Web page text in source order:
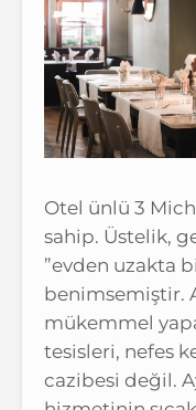
Otel ünlü 3
sahip. Üstelik,
”evden uzakta
benimsemiştir.
mükemmel
tesisleri, nefes
cazibesi değil.